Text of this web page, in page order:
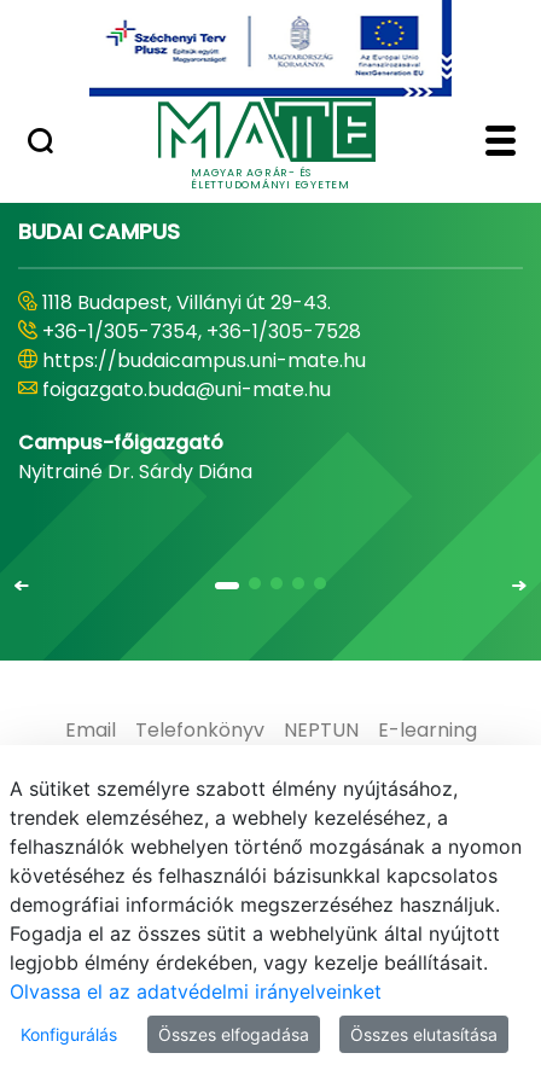
Ugrás a fő tartalomhoz
MAGYAR AGRÁR- ÉS
ÉLETTUDOMÁNYI EGYETEM
Minőségügy
Home - Magyar
BUDAI CAMPUS
1118 Budapest, Villányi út 29-43.
+36-1/305-7354, +36-1/305-7528
https://budaicampus.uni-mate.hu
foigazgato.buda@uni-mate.hu
Campus-főigazgató
Nyitrainé Dr. Sárdy Diána
Email Telefonkönyv NEPTUN
E-learning
Médiaközpont
Informatikai Igazgatóság
Adatvédelem
© MATE 2021
A sütiket személyre szabott élmény nyújtásához,
trendek elemzéséhez, a webhely kezeléséhez, a
felhasználók webhelyen történő mozgásának a nyomon
követéséhez és felhasználói bázisunkkal kapcsolatos
demográfiai információk megszerzéséhez használjuk.
Fogadja el az összes sütit a webhelyünk által nyújtott
legjobb élmény érdekében, vagy kezelje beállításait.
Olvassa el az adatvédelmi irányelveinket
Konfigurálás Összes elfogadása Összes elutasítása